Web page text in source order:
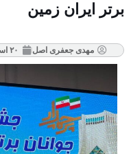
برتر ایران زمین
مهدی جعفری اصل ۲۰ اسفند ۱۴۰۲